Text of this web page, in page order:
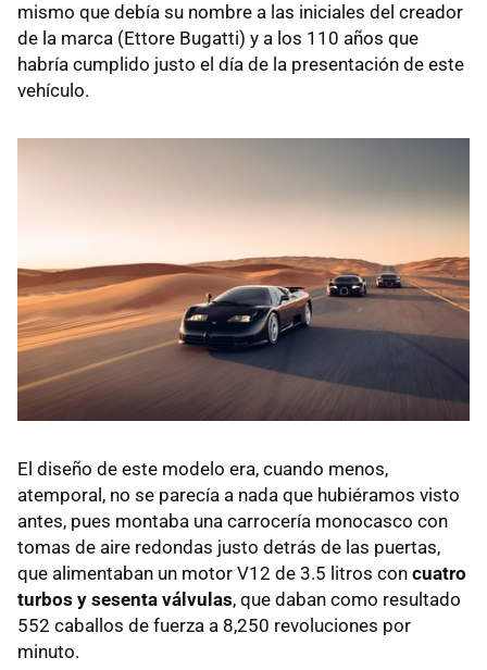
mismo que debía su nombre a las iniciales del creador
de la marca (Ettore Bugatti) y a los 110 años que
habría cumplido justo el día de la presentación de este
vehículo.
El diseño de este modelo era, cuando menos,
atemporal, no se parecía a nada que hubiéramos visto
antes, pues montaba una carrocería monocasco con
tomas de aire redondas justo detrás de las puertas,
que alimentaban un motor V12 de 3.5 litros con cuatro
turbos y sesenta válvulas, que daban como resultado
552 caballos de fuerza a 8,250 revoluciones por
minuto.